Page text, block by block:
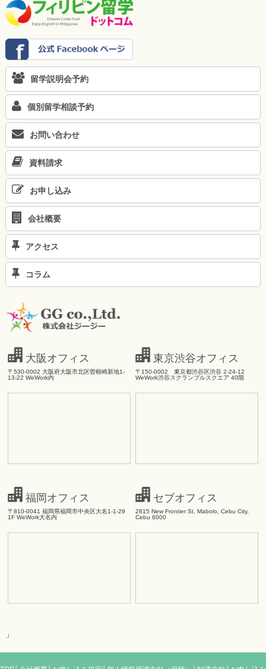
留学説明会予約
個別留学相談予約
お問い合わせ
資料請求
お申し込み
会社概要
アクセス
コラム
大阪オフィス
〒530-0002 大阪府大阪市北区曽根崎新地1-
13-22 WeWork内
東京渋谷オフィス
〒150-0002 東京都渋谷区渋谷 2-24-12
WeWork渋谷スクランブルスクエア 40階
福岡オフィス
〒810-0041 福岡県福岡市中央区大名1-1-29
1F WeWork大名内
セブオフィス
2815 New Frontier St, Mabolo, Cebu City,
Cebu 6000
」